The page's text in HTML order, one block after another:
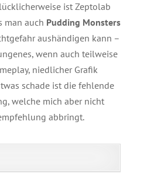
ist Zeptolab
man auch Pudding Monsters
aushändigen kann –
wenn auch teilweise
niedlicher Grafik
schade ist die fehlende
welche mich aber nicht
abbringt.